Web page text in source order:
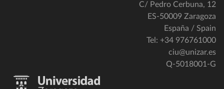
C/ Pedro Cerbuna, 12
ES-50009 Zaragoza
España / Spain
Tel: +34 976761000
ciu@unizar.es
Q-5018001-G